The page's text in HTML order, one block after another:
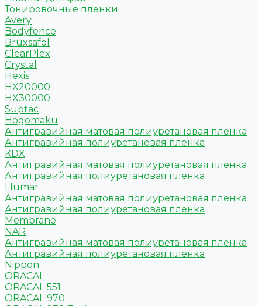
Тонировочные пленки
Avery
Bodyfence
Bruxsafol
ClearPlex
Crystal
Hexis
HX20000
HX30000
Suptac
Hogomaku
Антигравийная матовая полиуретановая пленка
Антигравийная полиуретановая пленка
KDX
Антигравийная матовая полиуретановая пленка
Антигравийная полиуретановая пленка
Llumar
Антигравийная матовая полиуретановая пленка
Антигравийная полиуретановая пленка
Membrane
NAR
Антигравийная матовая полиуретановая пленка
Антигравийная полиуретановая пленка
Nippon
ORACAL
ORACAL 551
ORACAL 970